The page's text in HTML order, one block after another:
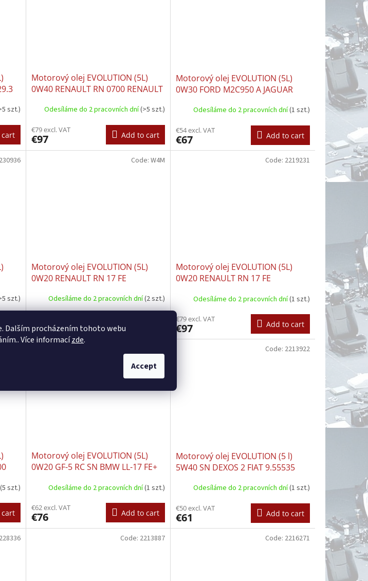
Dalším procházením tohoto webu
Více informacízde.
Accept
szt.)
cart
Motorový olej EVOLUTION (5L)
0W40 RENAULT RN 0700 RENAULT
Odesíláme do 2 pracovních dní(>5 szt.)
€79 excl. VAT
€97 Add to cart
Motorový olej EVOLUTION (5L)
0W30 FORD M2C950 A JAGUAR
Odesíláme do 2 pracovních dní(1 szt.)
€54 excl. VAT
€67 Add to cart
szt.)
Motorový olej EVOLUTION (5L)
0W20 RENAULT RN 17 FE
Odesíláme do 2 pracovních dní(2 szt.)
€85
Code: W4M
Motorový olej EVOLUTION (5L)
0W20 RENAULT RN 17 FE
Odesíláme do 2 pracovních dní(1 szt.)
€79 excl. VAT
€97 Add to cart
Code: 2219231
(5 szt.)
cart
Motorový olej EVOLUTION (5L)
0W20 GF-5 RC SN BMW LL-17 FE+
51.5122Odesíláme do 2 pracovních dní(1 szt.)
€62 excl. VAT
€76 Add to cart
Motorový olej EVOLUTION (5 l)
5W40 SN DEXOS 2 FIAT 9.55535
OPEL OV0401547-D40 PORSCHE
A40 VW 502.00 VW 505.01
Odesíláme do 2 pracovních dní(1 szt.)
€50 excl. VAT
€61 Add to cart
Code: 2213922
Code: 2213887 Code: 2216271